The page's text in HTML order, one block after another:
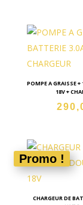
POMPE A GRAISSE +
18V +
Promo !
CHARGEUR DE